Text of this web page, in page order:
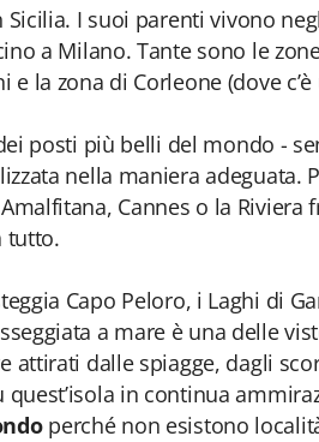
I suoi parenti vivono
a Milano. Tante sono le
e la zona di Corleone (dove
posti più belli del mondo -
nella maniera adeguata.
Cannes o la Riviera
tutto.
Capo Peloro, i Laghi di
a mare è una delle
attirati dalle spiagge, dagli
quest’isola in continua
perché non esistono